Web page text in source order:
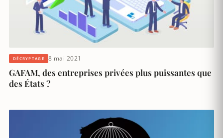
DÉCRYPTAGE 8 mai 2021
GAFAM, des entreprises privées plus puissantes que
des États ?